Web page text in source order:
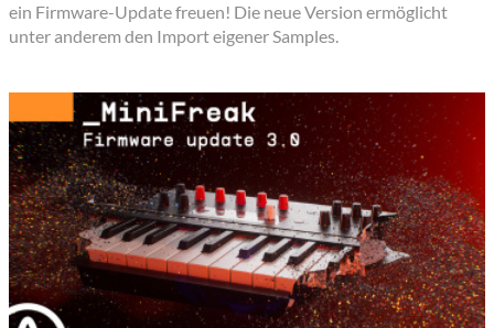
ein Firmware-Update freuen! Die neue Version ermöglicht
unter anderem den Import eigener Samples.